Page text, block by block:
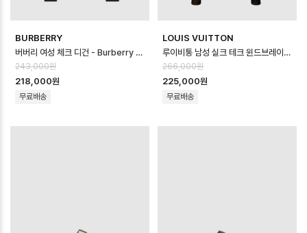
BURBERRY
버버리 여성 체크 디건 - Burberry Womens Checked Cardigan - …
243,000원
218,000원
무료배송
LOUIS VUITTON
루이비통 남성 실크 테크 윈드브레이커 - Louis vuitton Mens Silk Tec…
266,000원
225,000원
무료배송